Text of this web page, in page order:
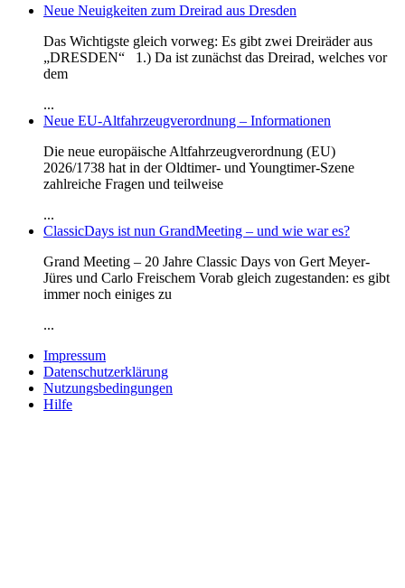
Neue Neuigkeiten zum Dreirad aus Dresden
Das Wichtigste gleich vorweg: Es gibt zwei Dreiräder aus
„DRESDEN“ 1.) Da ist zunächst das Dreirad, welches vor
dem
...
Neue EU-Altfahrzeugverordnung – Informationen
Die neue europäische Altfahrzeugverordnung (EU)
2026/1738 hat in der Oldtimer- und Youngtimer-Szene
zahlreiche Fragen und teilweise
...
ClassicDays ist nun GrandMeeting – und wie war es?
Grand Meeting – 20 Jahre Classic Days von Gert Meyer-
Jüres und Carlo Freischem Vorab gleich zugestanden: es gibt
immer noch einiges zu
...
Impressum
Datenschutzerklärung
Nutzungsbedingungen
Hilfe